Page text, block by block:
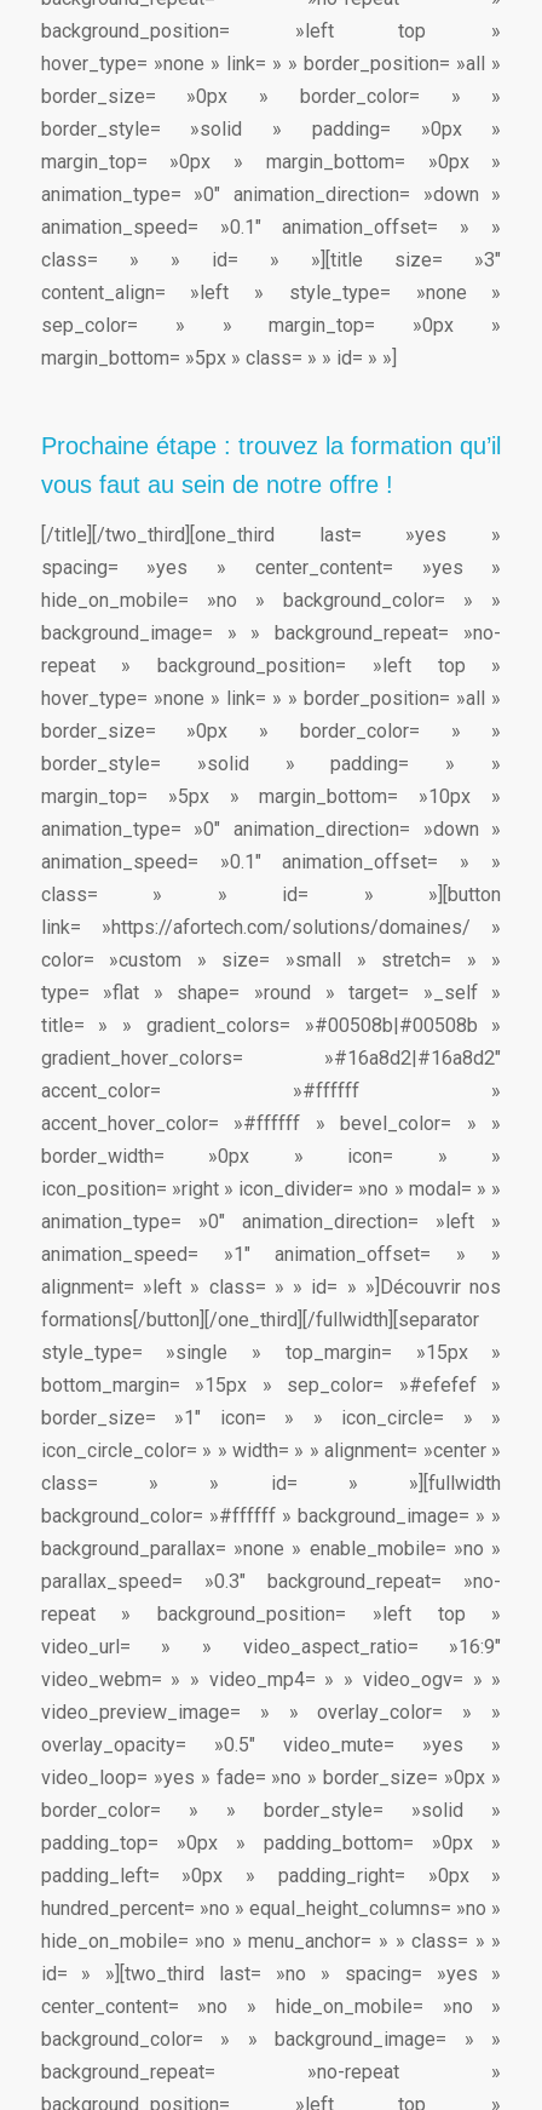
background_position= »left top »
hover_type= »none » link= » » border_position= »all »
border_size= »0px » border_color= » »
border_style= »solid » padding= »0px »
margin_top= »0px » margin_bottom= »0px »
animation_type= »0″ animation_direction= »down »
animation_speed= »0.1″ animation_offset= » »
class= » » id= » »][title size= »3″
content_align= »left » style_type= »none »
sep_color= » » margin_top= »0px »
margin_bottom= »5px » class= » » id= » »]
Prochaine étape : trouvez la formation qu’il
vous faut au sein de notre offre !
[/title][/two_third][one_third last= »yes »
spacing= »yes » center_content= »yes »
hide_on_mobile= »no » background_color= » »
background_image= » » background_repeat= »no-
repeat » background_position= »left top »
hover_type= »none » link= » » border_position= »all »
border_size= »0px » border_color= » »
border_style= »solid » padding= » »
margin_top= »5px » margin_bottom= »10px »
animation_type= »0″ animation_direction= »down »
animation_speed= »0.1″ animation_offset= » »
class= » » id= » »][button
link= »https://afortech.com/solutions/domaines/ »
color= »custom » size= »small » stretch= » »
type= »flat » shape= »round » target= »_self »
title= » » gradient_colors= »#00508b|#00508b »
gradient_hover_colors= »#16a8d2|#16a8d2″
accent_color= »#ffffff »
accent_hover_color= »#ffffff » bevel_color= » »
border_width= »0px » icon= » »
icon_position= »right » icon_divider= »no » modal= » »
animation_type= »0″ animation_direction= »left »
animation_speed= »1″ animation_offset= » »
alignment= »left » class= » » id= » »]Découvrir nos
formations[/button][/one_third][/fullwidth][separator
style_type= »single » top_margin= »15px »
bottom_margin= »15px » sep_color= »#efefef »
border_size= »1″ icon= » » icon_circle= » »
icon_circle_color= » » width= » » alignment= »center »
class= » » id= » »][fullwidth
background_color= »#ffffff » background_image= » »
background_parallax= »none » enable_mobile= »no »
parallax_speed= »0.3″ background_repeat= »no-
repeat » background_position= »left top »
video_url= » » video_aspect_ratio= »16:9″
video_webm= » » video_mp4= » » video_ogv= » »
video_preview_image= » » overlay_color= » »
overlay_opacity= »0.5″ video_mute= »yes »
video_loop= »yes » fade= »no » border_size= »0px »
border_color= » » border_style= »solid »
padding_top= »0px » padding_bottom= »0px »
padding_left= »0px » padding_right= »0px »
hundred_percent= »no » equal_height_columns= »no »
hide_on_mobile= »no » menu_anchor= » » class= » »
id= » »][two_third last= »no » spacing= »yes »
center_content= »no » hide_on_mobile= »no »
background_color= » » background_image= » »
background_repeat= »no-repeat »
background_position= »left top »